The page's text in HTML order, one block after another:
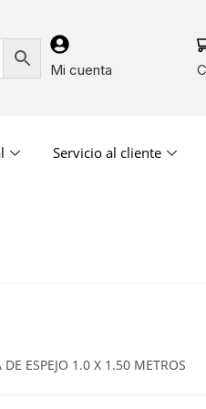
Mi cuenta
Servicio al cliente
ESPEJO 1.0 X 1.50 METROS